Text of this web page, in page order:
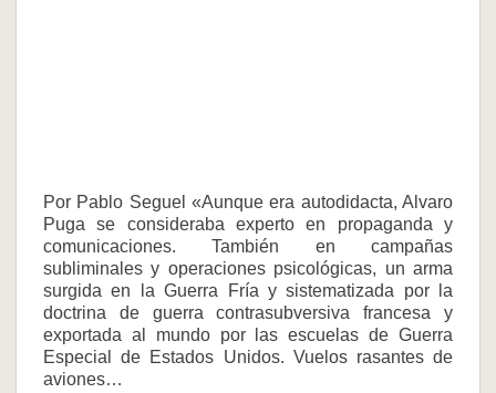
Por Pablo Seguel «Aunque era autodidacta, Alvaro
Puga se consideraba experto en propaganda y
comunicaciones. También en campañas
subliminales y operaciones psicológicas, un arma
surgida en la Guerra Fría y sistematizada por la
doctrina de guerra contrasubversiva francesa y
exportada al mundo por las escuelas de Guerra
Especial de Estados Unidos. Vuelos rasantes de
aviones…